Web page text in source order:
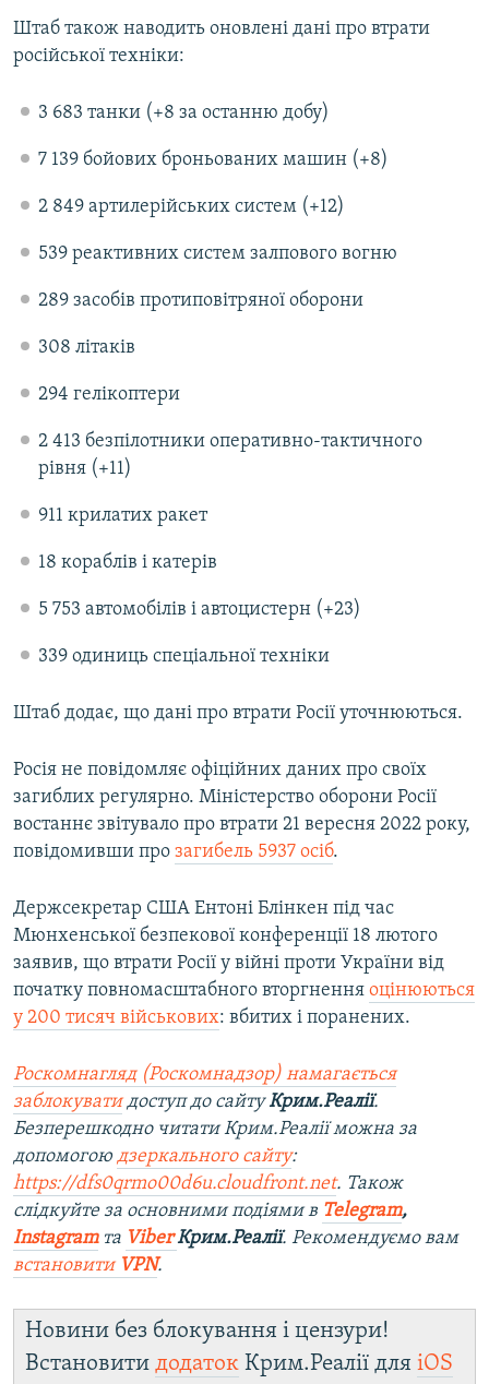
Штаб також наводить оновлені дані про втрати
російської техніки:
3 683 танки (+8 за останню добу)
7 139 бойових броньованих машин (+8)
2 849 артилерійських систем (+12)
539 реактивних систем залпового вогню
289 засобів протиповітряної оборони
308 літаків
294 гелікоптери
2 413 безпілотники оперативно-тактичного
рівня (+11)
911 крилатих ракет
18 кораблів і катерів
5 753 автомобілів і автоцистерн (+23)
339 одиниць спеціальної техніки
Штаб додає, що дані про втрати Росії уточнюються.
Росія не повідомляє офіційних даних про своїх
загиблих регулярно. Міністерство оборони Росії
востаннє звітувало про втрати 21 вересня 2022 року,
повідомивши про загибель 5937 осіб.
Держсекретар США Ентоні Блінкен під час
Мюнхенської безпекової конференції 18 лютого
заявив, що втрати Росії у війні проти України від
початку повномасштабного вторгнення оцінюються
у 200 тисяч військових: вбитих і поранених.
Роскомнагляд (Роскомнадзор) намагається
заблокуватидоступ до сайтуКрим.Реалії.
Безперешкодно читати Крим.Реалії можна за
допомогою дзеркального сайту:
https://dfs0qrmo00d6u.cloudfront.net. Також
слідкуйте за основними подіями в Telegram,
Instagramта ViberКрим.Реалії. Рекомендуємо вам
встановити VPN.
Новини без блокування і цензури!
Встановити додаток Крим.Реалії для iOS